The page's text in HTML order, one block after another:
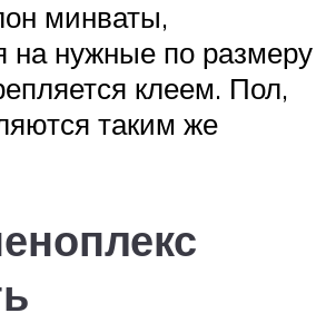
минваты,
на нужные по размеру
клеем. Пол,
таким же